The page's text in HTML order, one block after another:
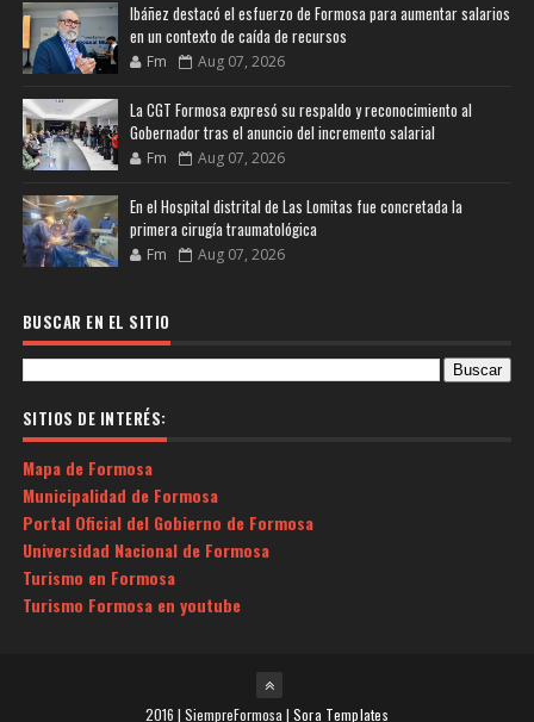
Ibáñez destacó el esfuerzo de Formosa para aumentar salarios
en un contexto de caída de recursos
Fm Aug 07, 2026
La CGT Formosa expresó su respaldo y reconocimiento al
Gobernador tras el anuncio del incremento salarial
Fm Aug 07, 2026
En el Hospital distrital de Las Lomitas fue concretada la
primera cirugía traumatológica
Fm Aug 07, 2026
BUSCAR EN EL SITIO
SITIOS DE INTERÉS:
Mapa de Formosa
Municipalidad de Formosa
Portal Oficial del Gobierno de Formosa
Universidad Nacional de Formosa
Turismo en Formosa
Turismo Formosa en youtube
2016 | SiempreFormosa | Sora Templates